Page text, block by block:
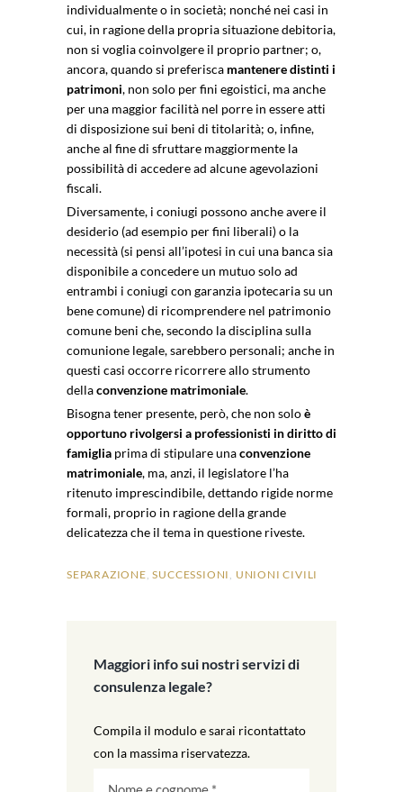
individualmente o in società; nonché nei casi in
cui, in ragione della propria situazione debitoria,
non si voglia coinvolgere il proprio partner; o,
ancora, quando si preferisca mantenere distinti i
patrimoni, non solo per fini egoistici, ma anche
per una maggior facilità nel porre in essere atti
di disposizione sui beni di titolarità; o, infine,
anche al fine di sfruttare maggiormente la
possibilità di accedere ad alcune agevolazioni
fiscali.
Diversamente, i coniugi possono anche avere il
desiderio (ad esempio per fini liberali) o la
necessità (si pensi all’ipotesi in cui una banca sia
disponibile a concedere un mutuo solo ad
entrambi i coniugi con garanzia ipotecaria su un
bene comune) di ricomprendere nel patrimonio
comune beni che, secondo la disciplina sulla
comunione legale, sarebbero personali; anche in
questi casi occorre ricorrere allo strumento
dellaconvenzione matrimoniale.
Bisogna tener presente, però, che non soloè
opportuno rivolgersi a professionisti in diritto di
famiglia prima di stipulare unaconvenzione
matrimoniale, ma, anzi, il legislatore l’ha
ritenuto imprescindibile, dettando rigide norme
formali, proprio in ragione della grande
delicatezza che il tema in questione riveste.
SEPARAZIONE ,SUCCESSIONI UNIONI CIVILI
Maggiori info sui nostri servizi di
consulenza legale?
Compila il modulo e sarai ricontattato
con la massima riservatezza.